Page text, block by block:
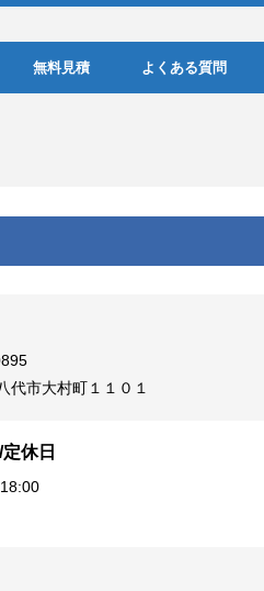
無料見積 よくある質問
代市大村町１１０１
休日